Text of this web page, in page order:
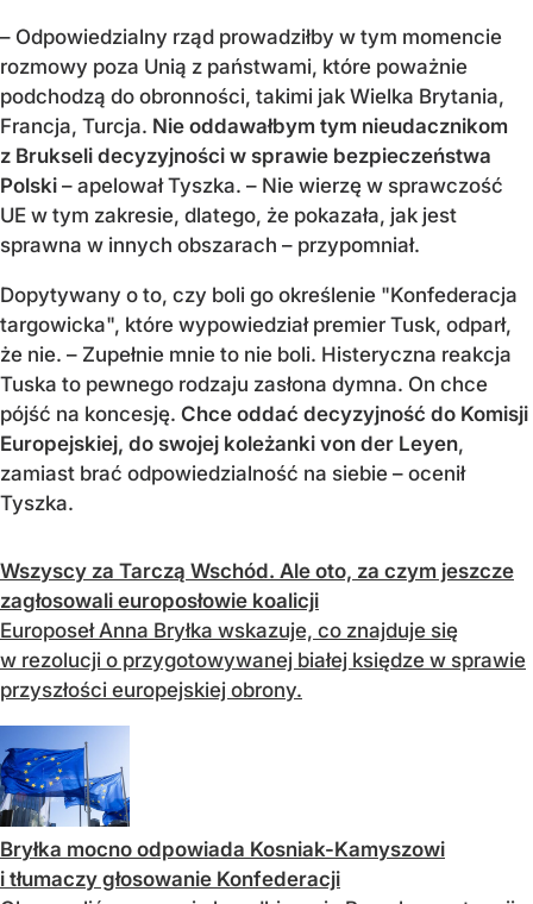
– Odpowiedzialny rząd prowadziłby w tym momencie
rozmowy poza Unią z państwami, które poważnie
podchodzą do obronności, takimi jak Wielka Brytania,
Francja, Turcja. Nie oddawałbym tym nieudacznikom
z Brukseli decyzyjności w sprawie bezpieczeństwa
Polski – apelował Tyszka. – Nie wierzę w sprawczość
UE w tym zakresie, dlatego, że pokazała, jak jest
sprawna w innych obszarach – przypomniał.
Dopytywany o to, czy boli go określenie "Konfederacja
targowicka", które wypowiedział premier Tusk, odparł,
że nie. – Zupełnie mnie to nie boli. Histeryczna reakcja
Tuska to pewnego rodzaju zasłona dymna. On chce
pójść na koncesję. Chce oddać decyzyjność do Komisji
Europejskiej, do swojej koleżanki von der Leyen,
zamiast brać odpowiedzialność na siebie – ocenił
Tyszka.
Wszyscy za Tarczą Wschód. Ale oto, za czym jeszcze
zagłosowali europosłowie koalicji
Europoseł Anna Bryłka wskazuje, co znajduje się
w rezolucji o przygotowywanej białej księdze w sprawie
przyszłości europejskiej obrony.
Bryłka mocno odpowiada Kosniak-Kamyszowi
i tłumaczy głosowanie Konfederacji